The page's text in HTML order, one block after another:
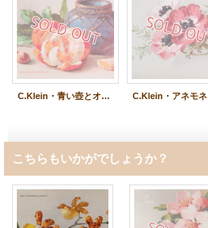
C.Klein・青い壺とオレンジ C.Klein・アネモネ
こちらもいかがでしょうか？